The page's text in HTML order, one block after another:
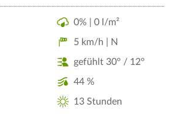
0% | 0 l/m²
5 km/h | N
gefühlt 30° / 12°
44 %
13 Stunden